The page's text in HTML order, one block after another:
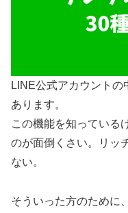
LINE公式アカウント
あります。
この機能を知っている
のが面倒くさい。リッ
ない。
そういった方のために